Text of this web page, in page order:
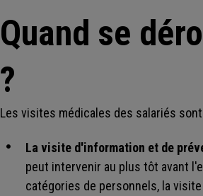
Quand se
?
Les visites médicales des salariés
La visite d'information et de
peut intervenir au plus tôt avant
catégories de personnels, la